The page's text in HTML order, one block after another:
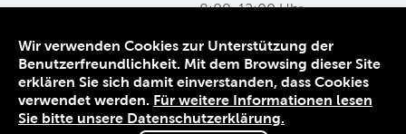
8:00-12:00 Uhr
Kontakt und Anfahrt
Datenschutz
Impressum
AGB
Wir verwenden Cookies zur Unterstützung der
Benutzerfreundlichkeit. Mit dem Browsing dieser Site
erklären Sie sich damit einverstanden, dass Cookies
verwendet werden. Für weitere Informationen lesen
Sie bitte unsere Datenschutzerklärung.